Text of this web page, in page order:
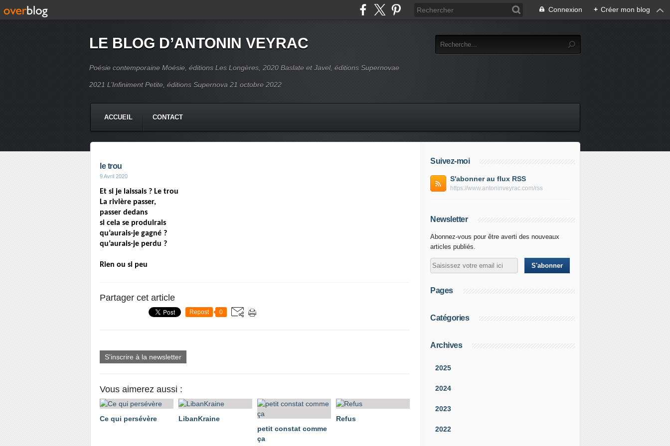
Connexion + Créer mon blog
LE BLOG D’ANTONIN VEYRAC
Poésie contemporaine Moésie, éditions Les Longères, 2020 Baslate et Javel, éditions Supernovae
2021 L’Infiniment Petite, éditions Supernova 21 octobre 2022
ACCUEIL CONTACT
le trou
9 Avril 2020
Et si je laissais ? Le trou
La rivière passer,
passer dedans
si cela se produirais
qu’aurais-je gagné ?
qu’aurais-je perdu ?
Rien ou si peu
Partager cet article
Repost 0
S'inscrire à la newsletter
Vous aimerez aussi :
Ce qui persévère
LibanKraine
petit constat comme
ça
Refus
Suivez-moi
S'abonner au flux RSS
https://www.antoninveyrac.com/rss
Newsletter
Abonnez-vous pour être averti des nouveaux
articles publiés.
Pages
Catégories
Archives
2025
2024
2023
2022